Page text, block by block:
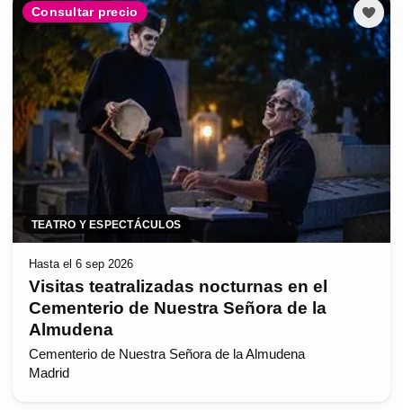
Consultar precio
TEATRO Y ESPECTÁCULOS
Hasta el 6 sep 2026
Visitas teatralizadas nocturnas en el
Cementerio de Nuestra Señora de la
Almudena
Cementerio de Nuestra Señora de la Almudena
Madrid